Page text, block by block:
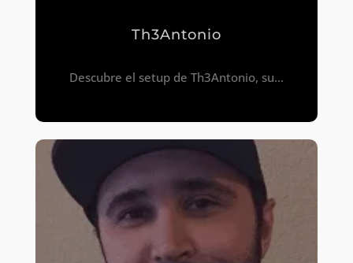
Th3Antonio
Descubre el setup de Th3Antonio, su...